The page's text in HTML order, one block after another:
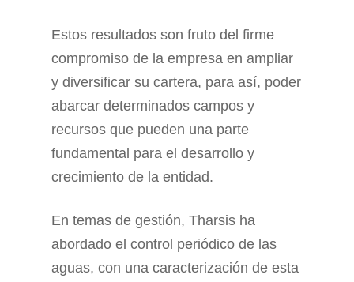
Estos resultados son fruto del firme
compromiso de la empresa en ampliar
y diversificar su cartera, para así, poder
abarcar determinados campos y
recursos que pueden una parte
fundamental para el desarrollo y
crecimiento de la entidad.
En temas de gestión, Tharsis ha
abordado el control periódico de las
aguas, con una caracterización de esta